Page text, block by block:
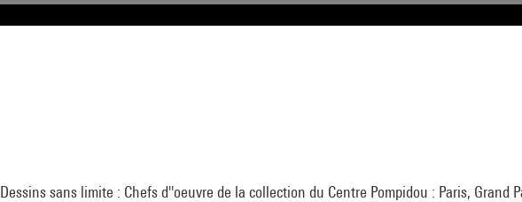
Dessins sans limite : Chefs d''oeuvre de la collection du Centre Pompidou : Paris, Grand